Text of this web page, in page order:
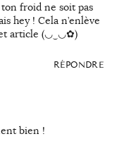
froid ne soit pas
hey ! Cela n’enlève
article (◡‿◡✿)
RÉPONDRE
bien !